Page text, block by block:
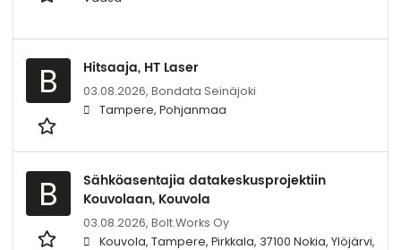
B Hitsaaja, HT Laser
03.08.2026, Bondata Seinäjoki
Tampere, Pohjanmaa
B
Sähköasentajia datakeskusprojektiin
Kouvolaan, Kouvola
03.08.2026, Bolt.Works Oy
Kouvola, Tampere, Pirkkala, 37100 Nokia, Ylöjärvi,